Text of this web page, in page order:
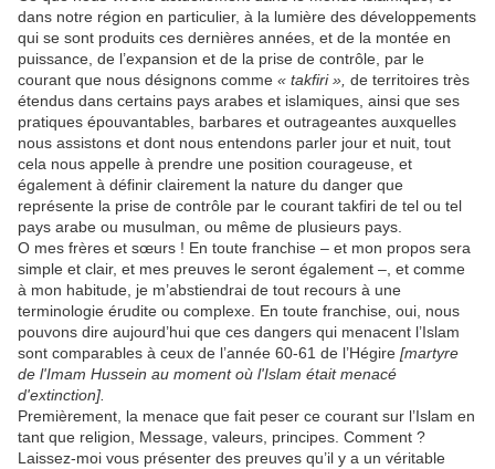
dans notre région en particulier, à la lumière des développements
qui se sont produits ces dernières années, et de la montée en
puissance, de l’expansion et de la prise de contrôle, par le
courant que nous désignons comme « takfiri », de territoires très
étendus dans certains pays arabes et islamiques, ainsi que ses
pratiques épouvantables, barbares et outrageantes auxquelles
nous assistons et dont nous entendons parler jour et nuit, tout
cela nous appelle à prendre une position courageuse, et
également à définir clairement la nature du danger que
représente la prise de contrôle par le courant takfiri de tel ou tel
pays arabe ou musulman, ou même de plusieurs pays.
O mes frères et sœurs ! En toute franchise – et mon propos sera
simple et clair, et mes preuves le seront également –, et comme
à mon habitude, je m’abstiendrai de tout recours à une
terminologie érudite ou complexe. En toute franchise, oui, nous
pouvons dire aujourd’hui que ces dangers qui menacent l’Islam
sont comparables à ceux de l’année 60-61 de l’Hégire [martyre
de l'Imam Hussein au moment où l'Islam était menacé
d'extinction].
Premièrement, la menace que fait peser ce courant sur l’Islam en
tant que religion, Message, valeurs, principes. Comment ?
Laissez-moi vous présenter des preuves qu’il y a un véritable